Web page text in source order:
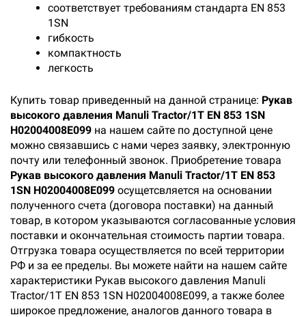
соответствует требованиям стандарта EN 853
1SN
гибкость
компактность
легкость
Купить товар приведенный на данной странице: Рукав
высокого давления Manuli Tractor/1T EN 853 1SN
H02004008E099 на нашем сайте по доступной цене
можно связавшись с нами через заявку, электронную
почту или телефонный звонок. Приобретение товара
Рукав высокого давления Manuli Tractor/1T EN 853
1SN H02004008E099 осущетсвляется на основании
полученного счета (договора поставки) на данный
товар, в котором указываются согласованные условия
поставки и окончательная стоимость партии товара.
Отгрузка товара осуществляется по всей территории
РФ и за ее пределы. Вы можете найти на нашем сайте
характеристики Рукав высокого давления Manuli
Tractor/1T EN 853 1SN H02004008E099, а также более
широкое предложение, аналогов данного товара в